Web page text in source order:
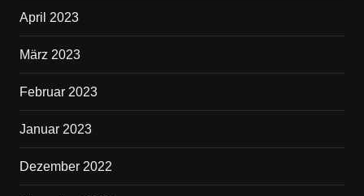
April 2023
März 2023
Februar 2023
Januar 2023
Dezember 2022